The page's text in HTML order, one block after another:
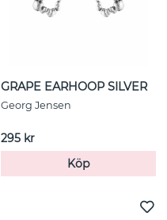
GRAPE EARHOOP SILVER
Georg Jensen
295 kr
Köp